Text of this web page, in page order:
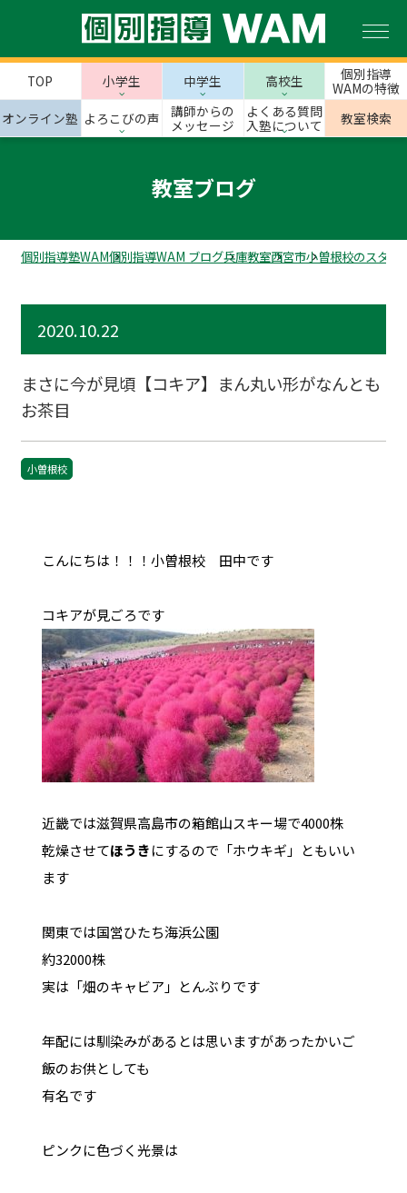
TOP 小学生 中学生 高校生
個別指導
WAMの特徴
オンライン塾 よろこびの声
講師からの
メッセージ
よくある質問
入塾について
教室検索
教室ブログ
個別指導塾WAM個別指導WAM ブログ兵庫教室西宮市小曽根校のスタッ
2020.10.22
まさに今が見頃【コキア】まん丸い形がなんとも
お茶目
小曽根校
こんにちは！！！小曽根校 田中です
コキアが見ごろです
近畿では滋賀県高島市の箱館山スキー場で4000株
乾燥させてほうきにするので「ホウキギ」ともいい
ます
関東では国営ひたち海浜公園
約32000株
実は「畑のキャビア」とんぶりです
年配には馴染みがあるとは思いますがあったかいご
飯のお供としても
有名です
ピンクに色づく光景は